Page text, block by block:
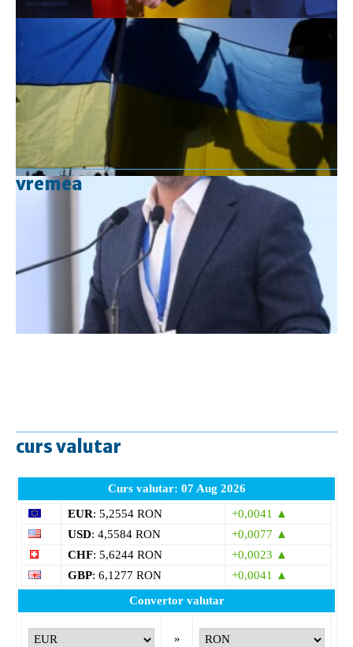
vremea
curs valutar
Curs valutar: 07 Aug 2026
EUR: 5,2554 RON
+0,0041 ▲
USD: 4,5584 RON
+0,0077 ▲
CHF: 5,6244 RON
+0,0023 ▲
GBP: 6,1277 RON
+0,0041 ▲
Convertor valutar
»